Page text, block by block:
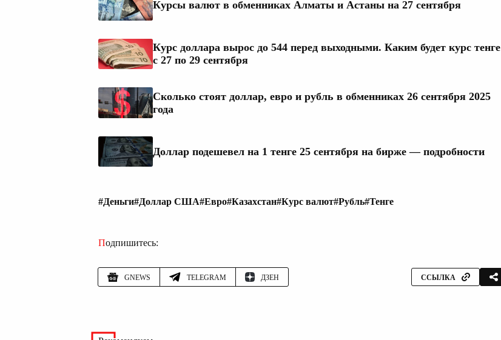
Курсы валют в обменниках Алматы и Астаны на 27 сентября
Курс доллара вырос до 544 перед выходными. Каким будет курс тенге
с 27 по 29 сентября
Сколько стоят доллар, евро и рубль в обменниках 26 сентября 2025
года
Доллар подешевел на 1 тенге 25 сентября на бирже — подробности
#Деньги#Доллар США#Евро#Казахстан#Курс валют#Рубль#Тенге
Подпишитесь:
GNEWS TELEGRAM ДЗЕН ССЫЛКА